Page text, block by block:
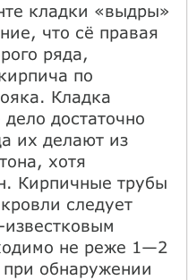
кладки «выдры»
что сё правая
ряда,
по
Кладка
достаточно
их делают из
хотя
Кирпичные трубы
следует
не реже 1—2
при обнаружении